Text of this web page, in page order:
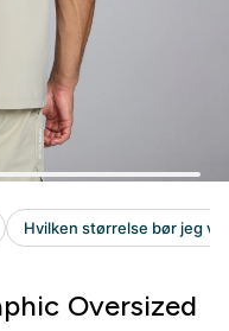
Oversized